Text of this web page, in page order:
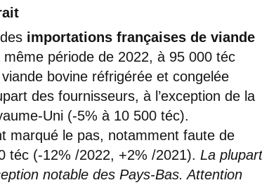
importations françaises de viande
période de 2022, à 95 000 téc
bovine réfrigérée et congelée
des fournisseurs, à l’exception de la
Uni (-5% à 10 500 téc).
marqué le pas, notamment faute de
téc (-12% /2022, +2% /2021). La plupart
notable des Pays-Bas. Attention